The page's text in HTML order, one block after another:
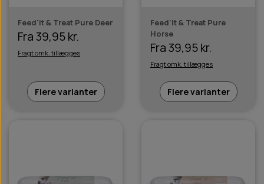
Feed'it & Treat Pure Deer
Fra 39,95 kr.
Fragt omk. tillægges
Flere varianter
Feed'it & Treat Pure
Horse
Fra 39,95 kr.
Fragt omk. tillægges
Flere varianter